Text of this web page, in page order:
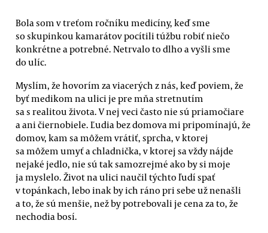
Bola som v treťom ročníku medicíny, keď sme
so skupinkou kamarátov pocítili túžbu robiť niečo
konkrétne a potrebné. Netrvalo to dlho a vyšli sme
do ulíc.
Myslím, že hovorím za viacerých z nás, keď poviem, že
byť medikom na ulici je pre mňa stretnutím
sa s realitou života. V nej veci často nie sú priamočiare
a ani čiernobiele. Ľudia bez domova mi pripomínajú, že
domov, kam sa môžem vrátiť, sprcha, v ktorej
sa môžem umyť a chladnička, v ktorej sa vždy nájde
nejaké jedlo, nie sú tak samozrejmé ako by si moje
ja myslelo. Život na ulici naučil týchto ľudí spať
v topánkach, lebo inak by ich ráno pri sebe už nenašli
a to, že sú menšie, než by potrebovali je cena za to, že
nechodia bosí.